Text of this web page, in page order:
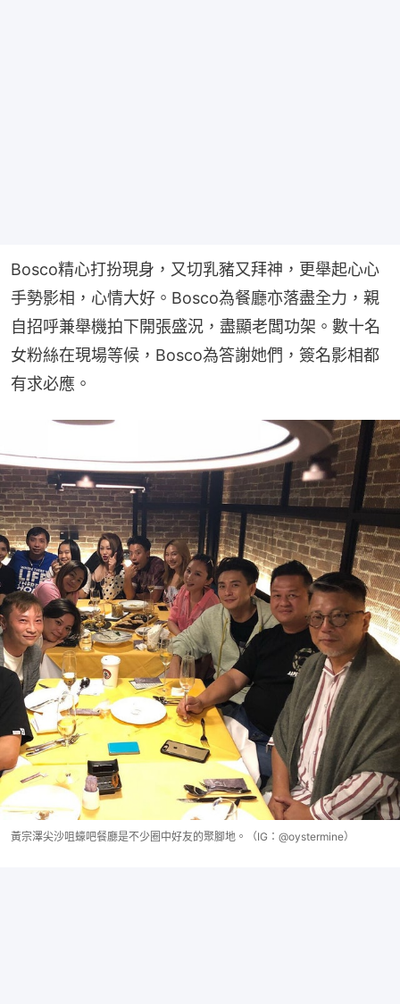
Bosco精心打扮現身，又切乳豬又拜神，更舉起心心
手勢影相，心情大好。Bosco為餐廳亦落盡全力，親
自招呼兼舉機拍下開張盛況，盡顯老闆功架。數十名
女粉絲在現場等候，Bosco為答謝她們，簽名影相都
有求必應。
黃宗澤尖沙咀蠔吧餐廳是不少圈中好友的聚腳地。（IG：@oystermine）